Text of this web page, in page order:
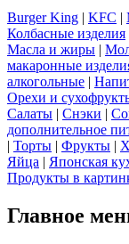
Burger King | KFC |
Колбасные изделия
Масла и жиры |
макаронные
алкогольные |
Орехи и
Салаты | Снэки |
дополнительное
| Торты | Фрукты |
Яйца | Японская
Продукты в
Главное